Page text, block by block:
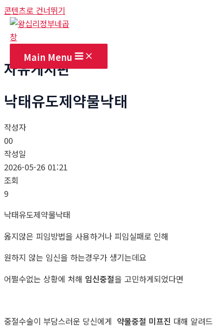
콘텐츠로 건너뛰기
Main Menu
자유게시판
낙태유도제약물낙태
작성자
00
작성일
2026-05-26 01:21
조회
9
낙태유도제약물낙태
옳지않은 피임방법을 사용하거나 피임실패로 인해
원하지 않는 임신을 하는경우가 생기는데요
어쩔수없는 상황에 처해 임신중절을 고민하게되었다면
중절수술이 부담스러운 당신에게 약물중절 미프진 대해 알려드